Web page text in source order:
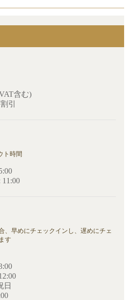
含む)
引
ト時間
、早めにチェックインし、遅めにチェ
す
日